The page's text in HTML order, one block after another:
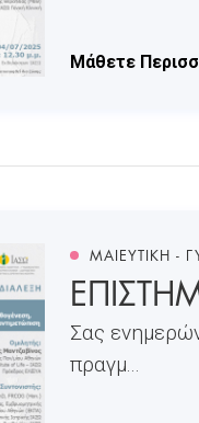
Μάθετε
ΜΑΙΕΥΤΙΚΗ -
Σας
πραγμ...